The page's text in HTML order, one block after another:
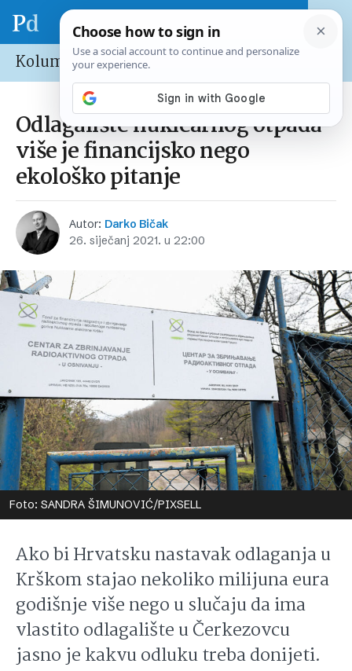
Kolumne
Odlagalište nuklearnog otpada
više je financijsko nego
ekološko pitanje
Autor: Darko Bičak
26. siječanj 2021. u 22:00
Foto: SANDRA ŠIMUNOVIĆ/PIXSELL
Ako bi Hrvatsku nastavak odlaganja u
Krškom stajao nekoliko milijuna eura
godišnje više nego u slučaju da ima
vlastito odlagalište u Čerkezovcu
jasno je kakvu odluku treba donijeti.